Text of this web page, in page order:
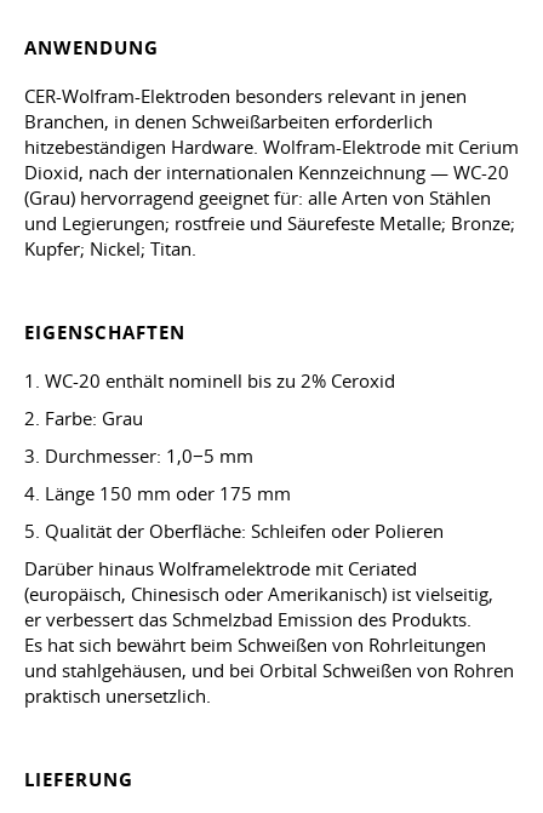
ANWENDUNG
CER-Wolfram-Elektroden besonders relevant in jenen
Branchen, in denen Schweißarbeiten erforderlich
hitzebeständigen Hardware. Wolfram-Elektrode mit Cerium
Dioxid, nach der internationalen Kennzeichnung — WC-20
(Grau) hervorragend geeignet für: alle Arten von Stählen
und Legierungen; rostfreie und Säurefeste Metalle; Bronze;
Kupfer; Nickel; Titan.
EIGENSCHAFTEN
1. WC-20 enthält nominell bis zu 2% Ceroxid
2. Farbe: Grau
3. Durchmesser: 1,0−5 mm
4. Länge 150 mm oder 175 mm
5. Qualität der Oberfläche: Schleifen oder Polieren
Darüber hinaus Wolframelektrode mit Ceriated
(europäisch, Chinesisch oder Amerikanisch) ist vielseitig,
er verbessert das Schmelzbad Emission des Produkts.
Es hat sich bewährt beim Schweißen von Rohrleitungen
und stahlgehäusen, und bei Orbital Schweißen von Rohren
praktisch unersetzlich.
LIEFERUNG